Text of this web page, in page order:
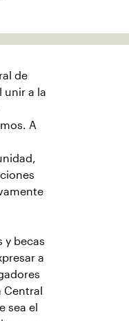
de
unir a la
A
y becas
a
sea el